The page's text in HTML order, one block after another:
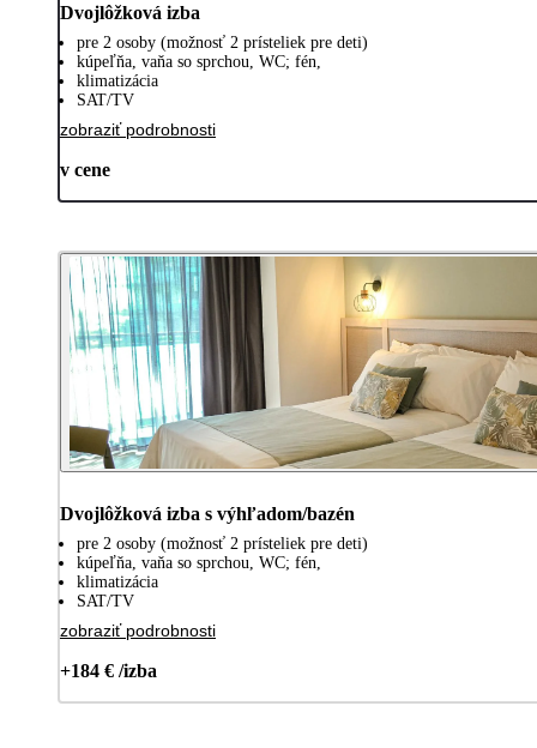
Dvojlôžková izba
pre 2 osoby (možnosť 2 prísteliek pre deti)
kúpeľňa, vaňa so sprchou, WC; fén,
klimatizácia
SAT/TV
zobraziť podrobnosti
v cene
Dvojlôžková izba s výhľadom/bazén
pre 2 osoby (možnosť 2 prísteliek pre deti)
kúpeľňa, vaňa so sprchou, WC; fén,
klimatizácia
SAT/TV
zobraziť podrobnosti
+184 € /izba